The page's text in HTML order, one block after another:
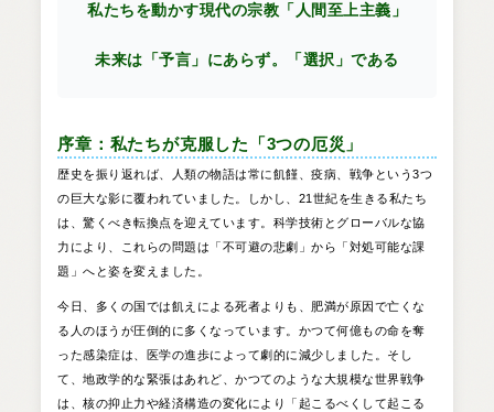
私たちを動かす現代の宗教「人間至上主義」
未来は「予言」にあらず。「選択」である
序章：私たちが克服した「3つの厄災」
歴史を振り返れば、人類の物語は常に飢饉、疫病、戦争という3つ
の巨大な影に覆われていました。しかし、21世紀を生きる私たち
は、驚くべき転換点を迎えています。科学技術とグローバルな協
力により、これらの問題は「不可避の悲劇」から「対処可能な課
題」へと姿を変えました。
今日、多くの国では飢えによる死者よりも、肥満が原因で亡くな
る人のほうが圧倒的に多くなっています。かつて何億もの命を奪
った感染症は、医学の進歩によって劇的に減少しました。そし
て、地政学的な緊張はあれど、かつてのような大規模な世界戦争
は、核の抑止力や経済構造の変化により「起こるべくして起こる